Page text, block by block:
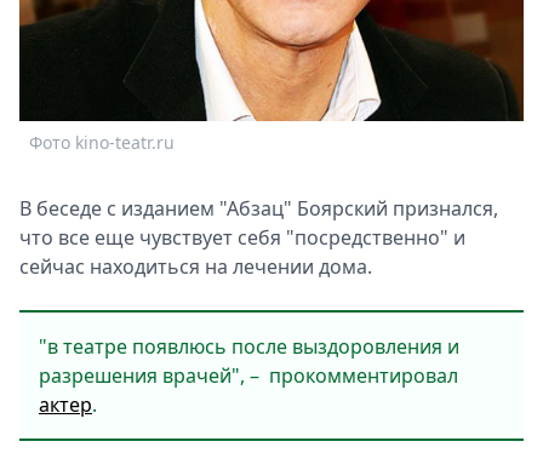
Скачай
Фото kino-teatr.ru
В беседе с изданием "Абзац" Боярский признался,
что все еще чувствует себя "посредственно" и
сейчас находиться на лечении дома.
"в театре появлюсь после выздоровления и
разрешения врачей", – прокомментировал
актер.